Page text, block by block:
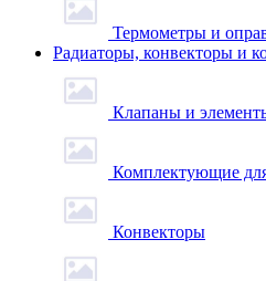
Термометры и
Радиаторы, конвекторы и
Клапаны и
Комплектующие
Конвекторы